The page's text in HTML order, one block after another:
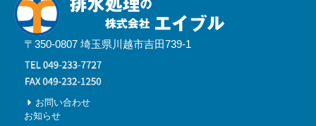
〒350-0807 埼玉県川越市吉田739-1
お問い合わせ
お知らせ